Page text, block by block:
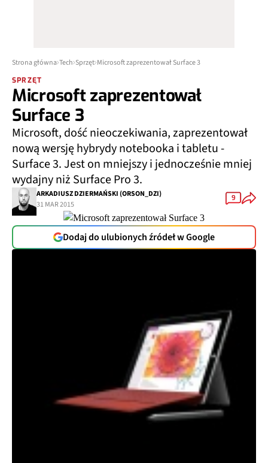
Strona główna Tech Sprzęt Microsoft zaprezentował Surface 3
SPRZĘT
Microsoft zaprezentował
Surface 3
Microsoft, dość nieoczekiwania, zaprezentował
nową wersję hybrydy notebooka i tabletu -
Surface 3. Jest on mniejszy i jednocześnie mniej
wydajny niż Surface Pro 3.
ARKADIUSZ DZIERMAŃSKI (ORSON_DZI)
31 MAR 2015
9
Dodaj do ulubionych źródeł w Google